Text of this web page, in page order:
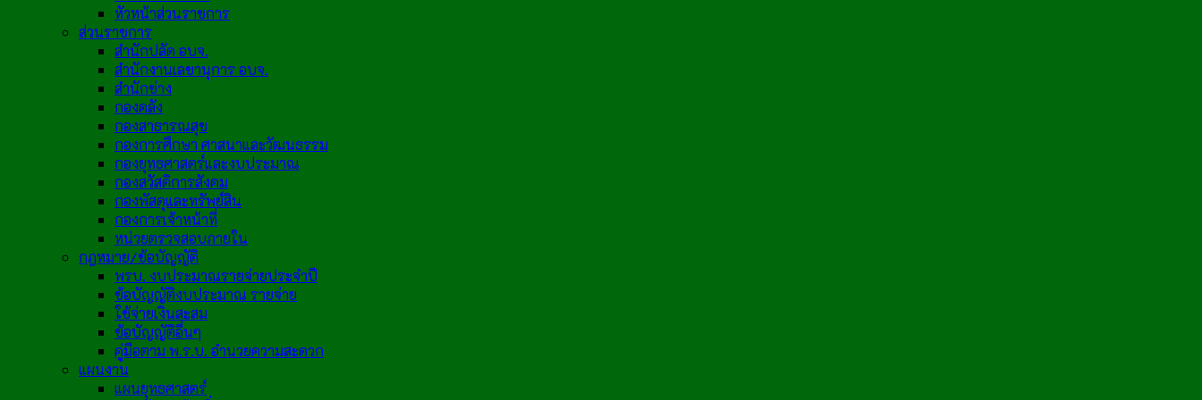
หัวหน้าส่วนราชการ
ส่วนราชการ
สำนักปลัด อบจ.
สำนักงานเลขานุการ อบจ.
สำนักช่าง
กองคลัง
กองสาธารณสุข
กองการศึกษา ศาสนาและวัฒนธรรม
กองยุทธศาสตร์และงบประมาณ
กองสวัสดิการสังคม
กองพัสดุและทรัพย์สิน
กองการเจ้าหน้าที่
หน่วยตรวจสอบภายใน
กฎหมาย/ข้อบัญญัติ
พรบ. งบประมาณรายจ่ายประจำปี
ข้อบัญญัติงบประมาณ รายจ่าย
ใช้จ่ายเงินสะสม
ข้อบัญญัติอื่นๆ
คู่มือตาม พ.ร.บ. อำนวยความสะดวก
แผนงาน
แผนยุทธศาสตร์